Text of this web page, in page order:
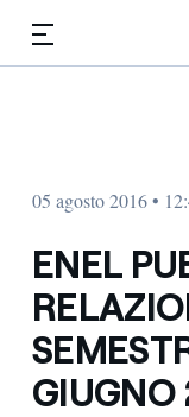
05 agosto 2016 •
ENEL